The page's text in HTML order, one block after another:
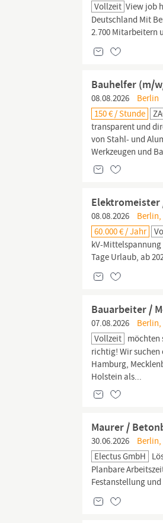
Vollzeit View job
Deutschland Mit
2.700 Mitarbeitern
Bauhelfer (m/
08.08.2026
Berlin
150 € / Stunde
transparent und
von Stahl- und
Werkzeugen und
08.08.2026
Berlin,
60.000 € / Jahr
kV-Mittelspannung
Tage Urlaub, ab
Bauarbeiter /
07.08.2026
Vollzeit möchten
richtig! Wir suchen
Hamburg,
Holstein als...
Maurer /
30.06.2026
Berlin,
Electus GmbH
Planbare
Festanstellung